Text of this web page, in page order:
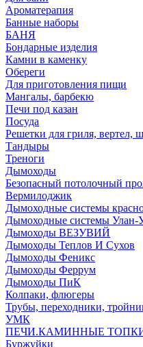
Ароматерапия
Банные наборы
БАНЯ
Бондарные изделия
Камни в каменку
Обереги
Для приготовления пищи
Мангалы, барбекю
Печи под казан
Посуда
Решетки для гриля, вертел,
Тандыры
Треноги
Дымоходы
Безопасный потолочный
Вермилоджик
Дымоходные системы
Дымоходные системы Улан-
Дымоходы ВЕЗУВИЙ
Дымоходы Теплов И Сухов
Дымоходы Феникс
Дымоходы Феррум
Дымоходы ПиК
Колпаки, флюгеры
Трубы, переходники,
УМК
ПЕЧИ.КАМИННЫЕ
Буржуйки